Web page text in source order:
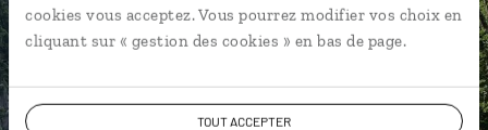
cookies vous acceptez. Vous pourrez modifier vos choix en
cliquant sur « gestion des cookies » en bas de page.
TOUT ACCEPTER
spécialiste Philippines